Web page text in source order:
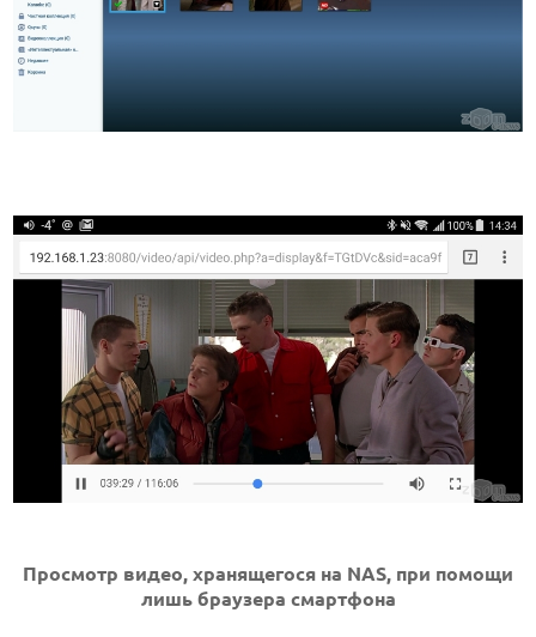
Просмотр видео, хранящегося на NAS, при помощи
лишь браузера смартфона